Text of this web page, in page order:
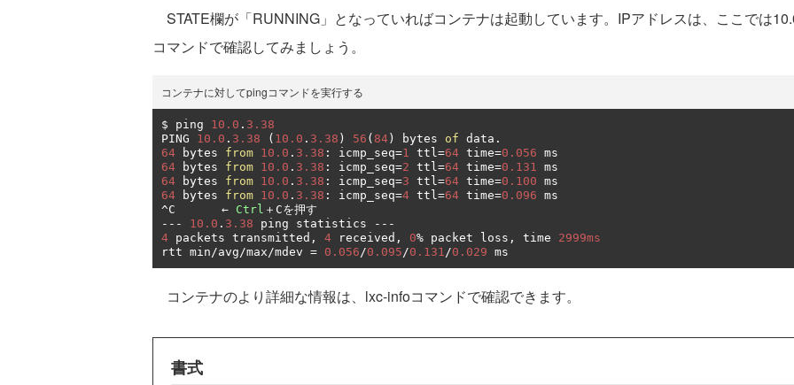
STATE欄が「RUNNING」となっていればコンテナは起動しています。IPアドレスは、ここでは
コマンドで確認してみましょう。
コンテナに対してpingコマンドを実行する
$ ping 10.0 . 3.38
PING 10.0 . 3.38 ( 10.0 . 3.38 ) 56 ( 84 ) bytes of data .
64 bytes from 10.0 . 3.38 : icmp_seq=1 ttl=64 time=0.056
64 bytes from 10.0 . 3.38 : icmp_seq=2 ttl=64 time=0.131
64 bytes from 10.0 . 3.38 : icmp_seq=3 ttl=64 time=0.100
64 bytes from 10.0 . 3.38 : icmp_seq=4 ttl=64 time=0.096
^C ← Ctrl ＋ Cを押す
---
10.0 . 3.38 ping statistics
---
4 packets transmitted , 4 received , 0% packet loss , time 2999ms
rtt min/avg/max/mdev = 0.056/0.095/0.131/0.029 ms
コンテナのより詳細な情報は、lxc-infoコマンドで確認できます。
書式